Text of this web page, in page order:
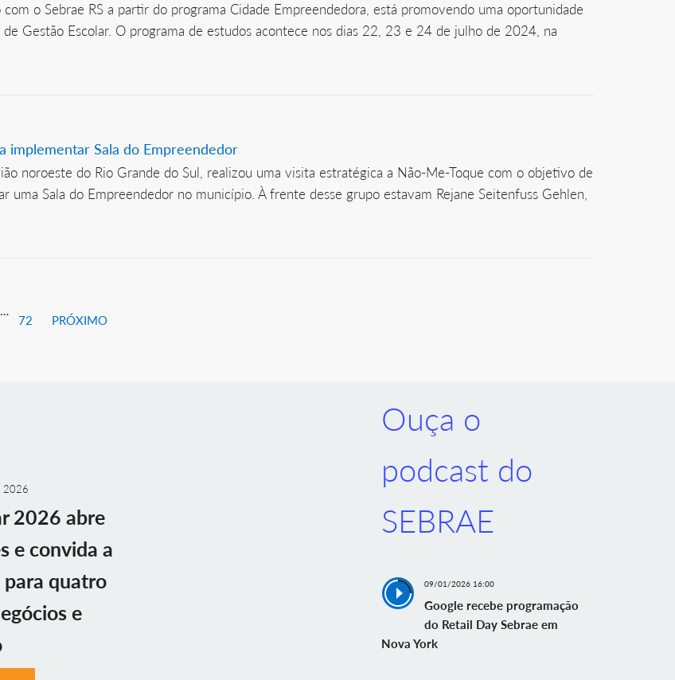
o Sebrae RS a partir do programa Cidade Empreendedora, está promovendo uma oportunidade
Gestão Escolar. O programa de estudos acontece nos dias 22, 23 e 24 de julho de 2024, na
implementar Sala do Empreendedor
noroeste do Rio Grande do Sul, realizou uma visita estratégica a Não-Me-Toque com o objetivo de
Sala do Empreendedor no município. À frente desse grupo estavam Rejane Seitenfuss Gehlen,
…
72 PRÓXIMO
2026
2026 abre
e convida a
quatro
e
Ouça o
podcast do
SEBRAE
09/01/2026 16:00
Google recebe programação
do Retail Day Sebrae em
Nova York